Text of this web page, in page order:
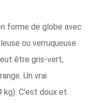
forme de globe avec
ou verruqueuse
être gris-vert,
Un vrai
kg). C'est doux et